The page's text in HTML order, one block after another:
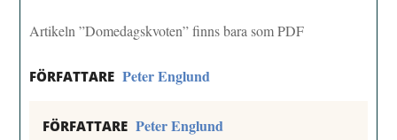
Artikeln ”Domedagskvoten” finns bara som PDF
FÖRFATTARE Peter Englund
FÖRFATTARE Peter Englund